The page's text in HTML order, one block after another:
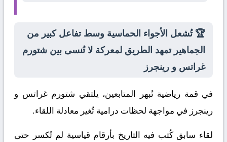
🏆 تُشعل الأجواء الحماسية وسط تفاعل كبير من
الجماهير تمهد الطريق لمعركة لا تُنسى بين شتورم
غراتس و رينجرز
في قمة رياضية تُبهر المتابعين، يلتقي شتورم غراتس و
رينجرز في مواجهة لحظات درامية تُغير معادلة اللقاء.
لقاء سابق كُتب فيه التاريخ بأرقام قياسية لم تُكسر حتى